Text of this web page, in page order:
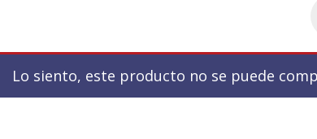
Lo siento, este producto no se puede